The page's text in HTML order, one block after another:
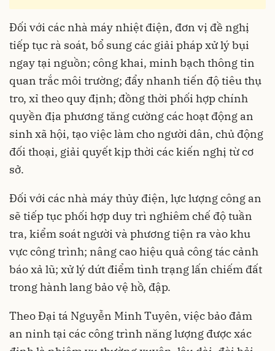
Đối với các nhà máy nhiệt điện, đơn vị đề nghị
tiếp tục rà soát, bổ sung các giải pháp xử lý bụi
ngay tại nguồn; công khai, minh bạch thông tin
quan trắc môi trường; đẩy nhanh tiến độ tiêu thụ
tro, xỉ theo quy định; đồng thời phối hợp chính
quyền địa phương tăng cường các hoạt động an
sinh xã hội, tạo việc làm cho người dân, chủ động
đối thoại, giải quyết kịp thời các kiến nghị từ cơ
sở.
Đối với các nhà máy thủy điện, lực lượng công an
sẽ tiếp tục phối hợp duy trì nghiêm chế độ tuần
tra, kiểm soát người và phương tiện ra vào khu
vực công trình; nâng cao hiệu quả công tác cảnh
báo xả lũ; xử lý dứt điểm tình trạng lấn chiếm đất
trong hành lang bảo vệ hồ, đập.
Theo Đại tá Nguyễn Minh Tuyên, việc bảo đảm
an ninh tại các công trình năng lượng được xác